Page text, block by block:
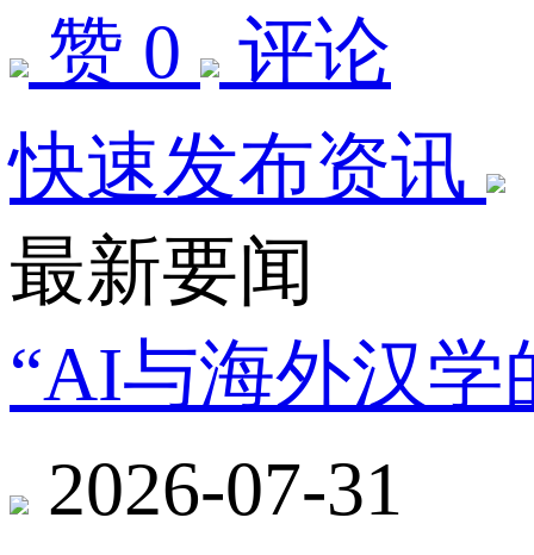
赞 0
评论
快速发布资讯
最新要闻
“AI与海外汉学
2026-07-31